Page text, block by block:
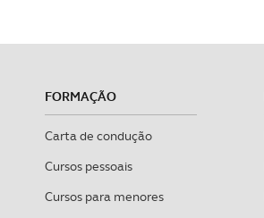
FORMAÇÃO
Carta de condução
Cursos pessoais
Cursos para menores